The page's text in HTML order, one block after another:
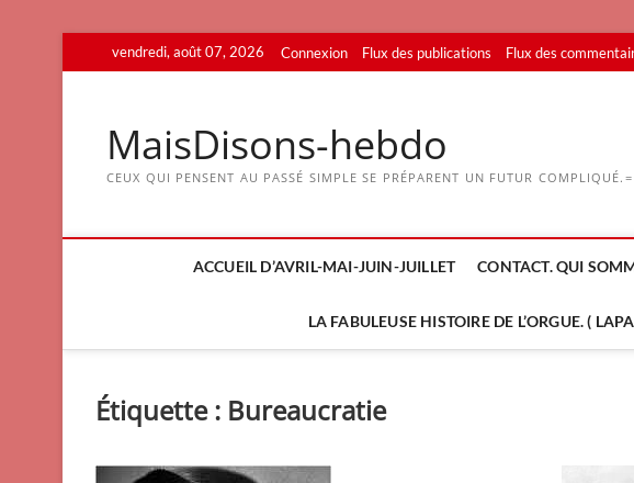
to
vendredi, août 07, 2026 Connexion Flux des publications Flux des
MaisDisons-hebdo
CEUX QUI PENSENT AU PASSÉ SIMPLE SE PRÉPARENT UN FUTUR
ACCUEIL D’AVRIL-MAI-JUIN-JUILLET CONTACT. QUI
LA FABULEUSE HISTOIRE DE L’ORGUE. (
Étiquette : Bureaucratie